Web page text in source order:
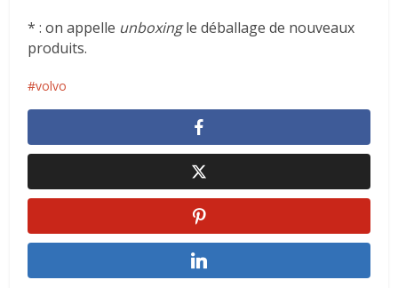
* : on appelle unboxingle déballage de nouveaux
produits.
volvo